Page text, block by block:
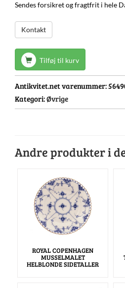
Sendes forsikret og fragtfrit i hele
Kontakt
Tilføj til kurv
Antikvitet.net varenummer:
Kategori:Øvrige
Andre produkter i
ROYAL COPENHAGEN
MUSSELMALET
HELBLONDE SIDETALLER